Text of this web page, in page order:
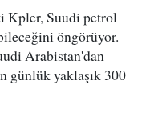
Kpler, Suudi petrol
öngörüyor.
Arabistan'dan
günlük yaklaşık 300